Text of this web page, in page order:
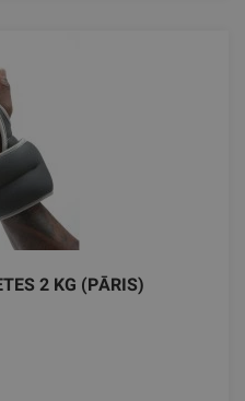
2 KG (PĀRIS)